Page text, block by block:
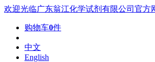
欢迎光临广东翁江化学试剂有限公司官方
购物车0件
中文
English